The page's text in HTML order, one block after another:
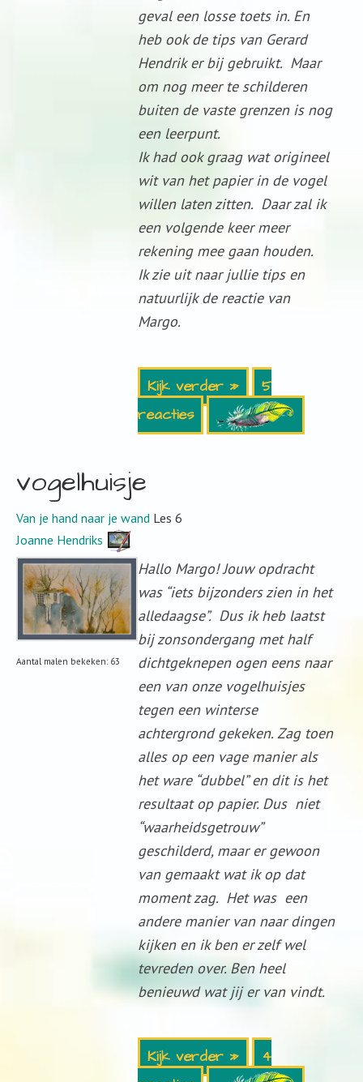
geval een losse toets in. En
heb ook de tips van Gerard
Hendrik er bij gebruikt. Maar
om nog meer te schilderen
buiten de vaste grenzen is nog
een leerpunt.
Ik had ook graag wat origineel
wit van het papier in de vogel
willen laten zitten. Daar zal ik
een volgende keer meer
rekening mee gaan houden.
Ik zie uit naar jullie tips en
natuurlijk de reactie van
Margo.
Kijk verder »
5
reacties
vogelhuisje
Van je hand naar je wand Les 6
Joanne Hendriks
Aantal malen bekeken: 63
Hallo Margo! Jouw opdracht
was “iets bijzonders zien in het
alledaagse”. Dus ik heb laatst
bij zonsondergang met half
dichtgeknepen ogen eens naar
een van onze vogelhuisjes
tegen een winterse
achtergrond gekeken. Zag toen
alles op een vage manier als
het ware “dubbel” en dit is het
resultaat op papier. Dus niet
“waarheidsgetrouw”
geschilderd, maar er gewoon
van gemaakt wat ik op dat
moment zag. Het was een
andere manier van naar dingen
kijken en ik ben er zelf wel
tevreden over. Ben heel
benieuwd wat jij er van vindt.
Kijk verder »
4